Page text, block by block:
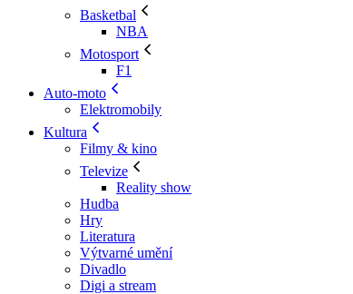
Basketbal
NBA
Motosport
F1
Auto-moto
Elektromobily
Kultura
Filmy & kino
Televize
Reality show
Hudba
Hry
Literatura
Výtvarné umění
Divadlo
Digi a stream